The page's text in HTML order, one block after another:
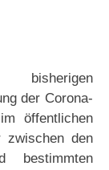
der Corona-
öffentlichen
zwischen den
bestimmten